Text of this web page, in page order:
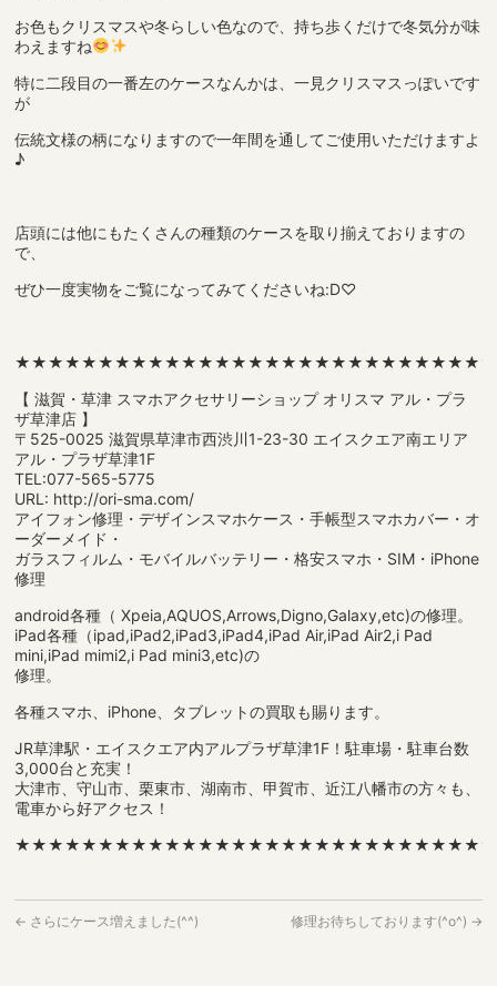
お色もクリスマスや冬らしい色なので、持ち歩くだけで冬気分が味
わえますね
特に二段目の一番左のケースなんかは、一見クリスマスっぽいです
が
伝統文様の柄になりますので一年間を通してご使用いただけますよ
♪
店頭には他にもたくさんの種類のケースを取り揃えておりますの
で、
ぜひ一度実物をご覧になってみてくださいね:D♡
【 滋賀・草津 スマホアクセサリーショップ オリスマ アル・プラ
ザ草津店 】
〒525-0025 滋賀県草津市西渋川1-23-30 エイスクエア南エリア
アル・プラザ草津1F
TEL:077-565-5775
URL: http://ori-sma.com/
アイフォン修理・デザインスマホケース・手帳型スマホカバー・オ
ーダーメイド・
ガラスフィルム・モバイルバッテリー・格安スマホ・SIM・iPhone
修理
android各種（ Xpeia,AQUOS,Arrows,Digno,Galaxy,etc)の修理。
iPad各種（ipad,iPad2,iPad3,iPad4,iPad Air,iPad Air2,i Pad
mini,iPad mimi2,i Pad mini3,etc)の
修理。
各種スマホ、iPhone、タブレットの買取も賜ります。
JR草津駅・エイスクエア内アルプラザ草津1F！駐車場・駐車台数
3,000台と充実！
大津市、守山市、栗東市、湖南市、甲賀市、近江八幡市の方々も、
電車から好アクセス！
← さらにケース増えました(^^) 修理お待ちしております(^o^) →